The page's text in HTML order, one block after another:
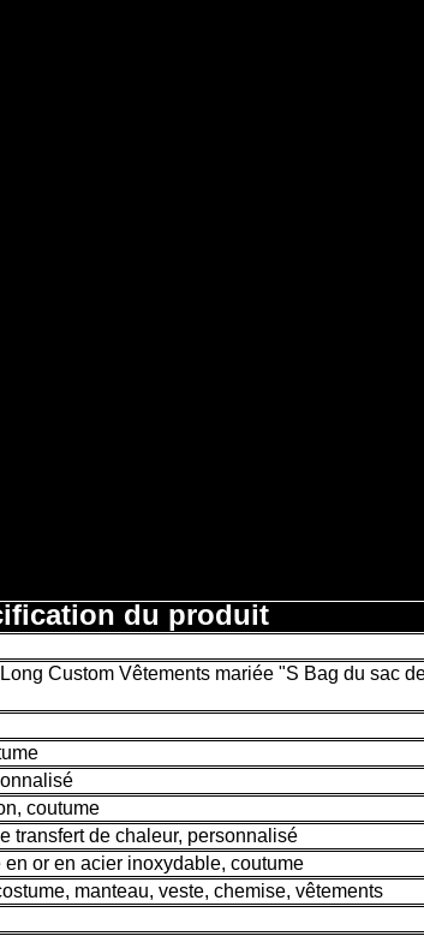
du produit
Custom Vêtements mariée "S Bag du sac
coutume
transfert de chaleur, personnalisé
en or en acier inoxydable, coutume
manteau, veste, chemise, vêtements